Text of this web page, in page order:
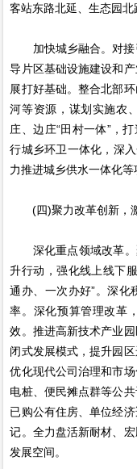
客站东路北延、生态园北
加快城乡融合。对接
导片区基础设施建设和
展打好基础。整合北部
河等资源，谋划实施农
庄、边庄“田村一体”，
行城乡环卫一体化，深
力推进城乡供水一体化等
(四)聚力改革创新，
深化重点领域改革。
升行动，强化线上线下
通办、一次办好”。深化
率。深化预算管理改革
效。推进高新技术产业
闭式发展模式，提升园
优化现代公司治理和市
电桩、便民摊点群等公
已购公有住房、单位经
记。全力盘活新耐材、
发展空间。